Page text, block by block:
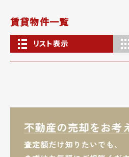
賃貸物件一覧
リスト表示